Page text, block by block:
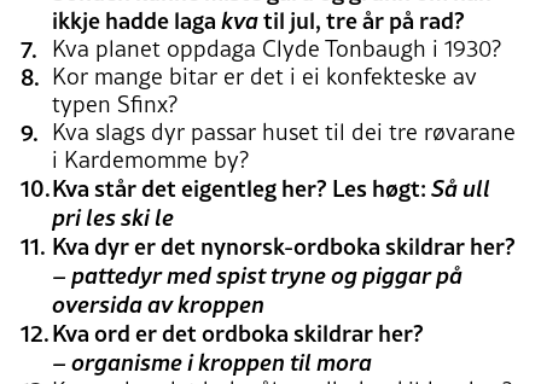
ikkje hadde lagakvatil jul, tre år på rad?
Kva planet oppdaga Clyde Tonbaugh i 1930?
Kor mange bitar er det i ei konfekteske av
typen Sfinx?
Kva slags dyr passar huset til dei tre røvarane
i Kardemomme by?
Kva står det eigentleg her? Les høgt:Så ull
pri les ski le
Kva dyr er det nynorsk-ordboka skildrar her?
– pattedyr med spist tryne og piggar på
oversida av kroppen
Kva ord er det ordboka skildrar her?
– organisme i kroppen til mora